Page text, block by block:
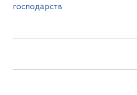
господарств